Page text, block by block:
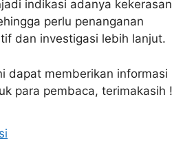
indikasi adanya kekerasan
perlu penanganan
dan investigasi lebih lanjut.
dapat memberikan informasi
para pembaca, terimakasih !